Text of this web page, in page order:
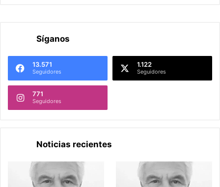
Síganos
13.571
Seguidores
1.122
Seguidores
771
Seguidores
Noticias recientes